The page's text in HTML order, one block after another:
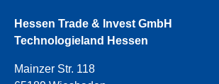
Hessen Trade & Invest GmbH
Technologieland Hessen
Mainzer Str. 118